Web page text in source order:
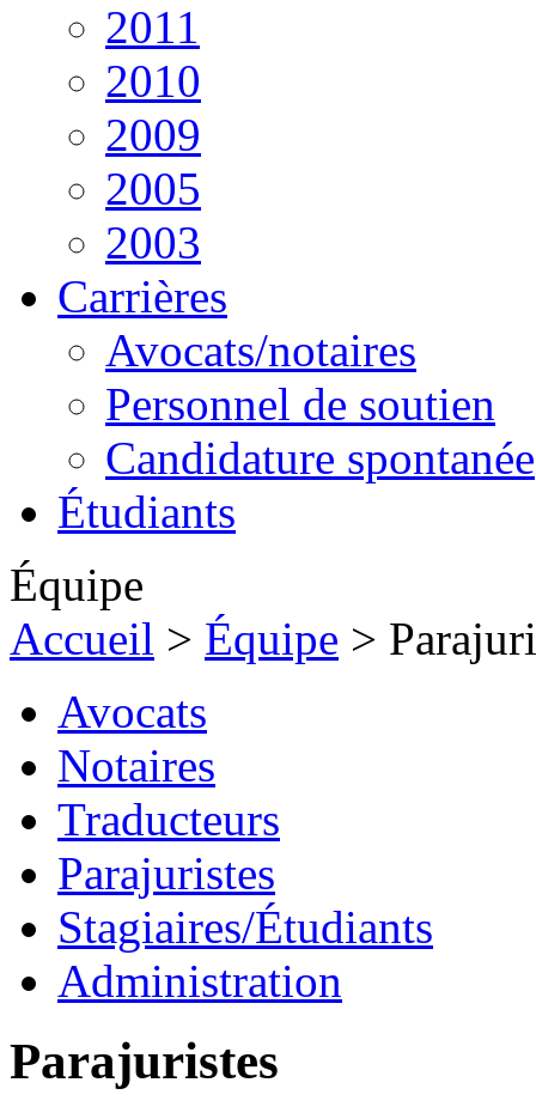
2011
2010
2009
2005
2003
Carrières
Avocats/notaires
Personnel de soutien
Candidature spontanée
Étudiants
Équipe
Accueil > Équipe >
Avocats
Notaires
Traducteurs
Parajuristes
Stagiaires/Étudiants
Administration
Parajuristes